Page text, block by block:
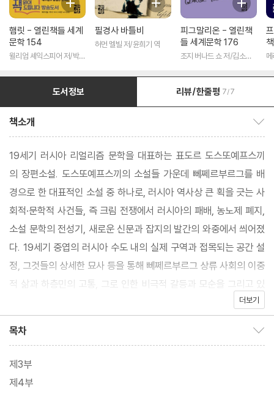
햄릿 - 열린책들 세계
문학 154
윌리엄 셰익스피어 저/박우
필경사 바틀비
허먼 멜빌 저/윤희기 역
피그말리온 - 열린책
들 세계문학 176
조지 버나드 쇼 저/김소임
도서정보 리뷰/한줄평 7/7
책소개
19세기 러시아 리얼리즘 문학을 대표하는 표도르 도스또예프스끼
의 장편소설. 도스또예프스끼의 소설들 가운데 뻬쩨르부르그를 배
경으로 한 대표적인 소설 중 하나로, 러시아 역사상 큰 획을 긋는 사
회적·문학적 사건들, 즉 크림 전쟁에서 러시아의 패배, 농노제 폐지,
소설 문학의 전성기, 새로운 신문과 잡지의 발간의 와중에서 씌어졌
다. 19세기 중엽의 러시아 수도 내의 실제 구역과 접목되는 공간 설
정, 그것들의 상세한 묘사 등을 통해 뻬쩨르부르그 상류 사회의 이중
적 삶과 하층민의 고통, 그로 인한 비극적 갈등과 모순을 그리고 있
더보기
목차
제3부
제4부